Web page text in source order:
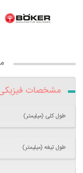
مشخصات
طول کلی (میلیمتر)
طول تیغه (میلیمتر)